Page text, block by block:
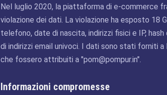
Nel luglio 2020, la piattaforma di e-commerce
violazione dei dati. La violazione ha esposto 18
telefono, date di nascita, indirizzi fisici e IP,
di indirizzi email univoci. I dati sono stati forniti
che fossero attribuiti a "pom@pompur.in".
Informazioni compromesse